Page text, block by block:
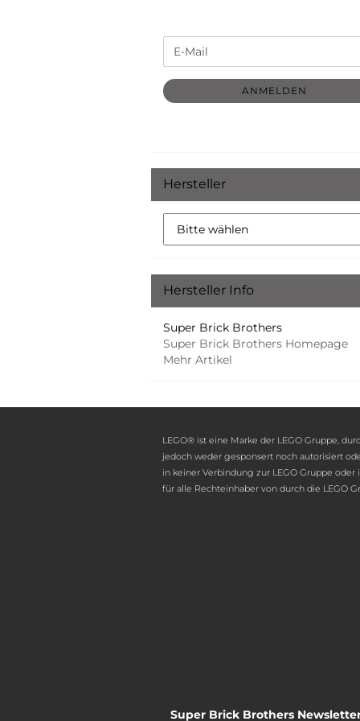
WEITER
ZUR
NEWSLETTER-
ANMELDUNG
E-
Mail
ANMELDEN
Hersteller
Hersteller Info
Super Brick Brothers
Super Brick Brothers Homepage
Mehr Artikel
LEGO® ist eine Marke der LEGO Gruppe,
jedoch weder gesponsert noch autorisiert
in keiner Verbindung zur LEGO Gruppe
für alle Rechteinhaber von durch die LEGO
Super Brick Brothers